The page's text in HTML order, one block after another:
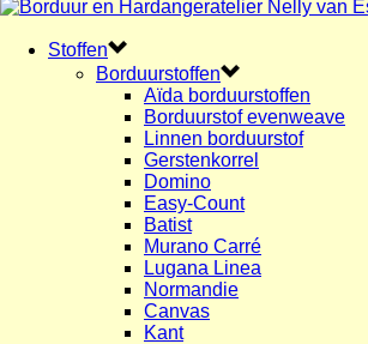
Stoffen
Borduurstoffen
Aïda borduurstoffen
Borduurstof evenweave
Linnen borduurstof
Gerstenkorrel
Domino
Easy-Count
Batist
Murano Carré
Lugana Linea
Normandie
Canvas
Kant